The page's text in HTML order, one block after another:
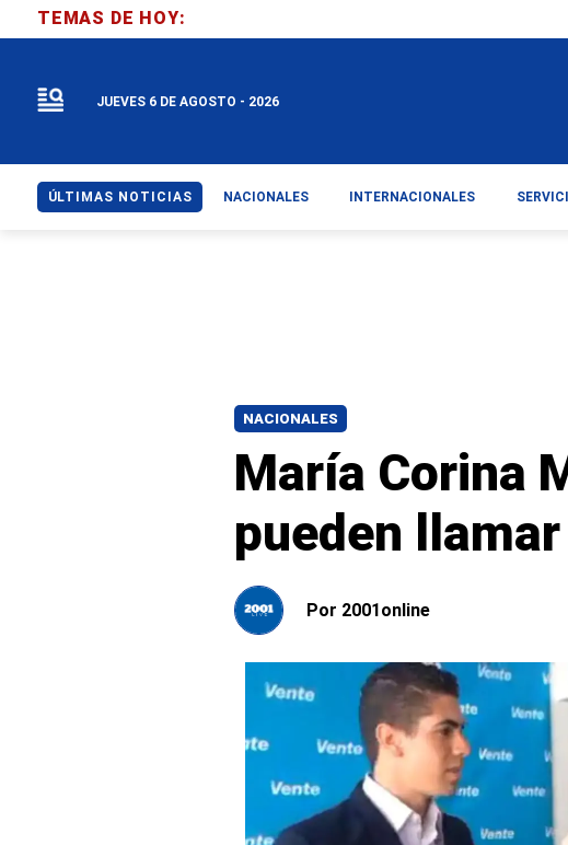
NACIONALES
María Corina
pueden
Por 2001online
TEMAS DE HOY:
JUEVES 6 DE AGOSTO - 2026
ÚLTIMAS NOTICIAS NACIONALES INTERNACIONALES